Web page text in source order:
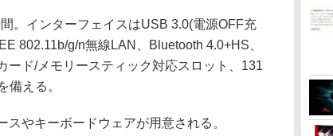
。インターフェイスはUSB 3.0(電源OFF充
802.11b/g/n無線LAN、Bluetooth 4.0+HS、
ード/メモリースティック対応スロット、131
備える。
やキーボードウェアが用意される。